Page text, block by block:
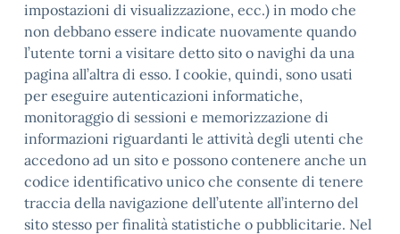
impostazioni di visualizzazione, ecc.) in modo che
non debbano essere indicate nuovamente quando
l’utente torni a visitare detto sito o navighi da una
pagina all’altra di esso. I cookie, quindi, sono usati
per eseguire autenticazioni informatiche,
monitoraggio di sessioni e memorizzazione di
informazioni riguardanti le attività degli utenti che
accedono ad un sito e possono contenere anche un
codice identificativo unico che consente di tenere
traccia della navigazione dell’utente all’interno del
sito stesso per finalità statistiche o pubblicitarie. Nel